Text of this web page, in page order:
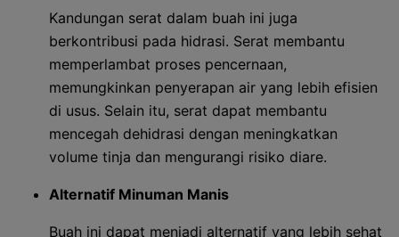
Kandungan serat dalam buah ini juga
berkontribusi pada hidrasi. Serat membantu
memperlambat proses pencernaan,
memungkinkan penyerapan air yang lebih efisien
di usus. Selain itu, serat dapat membantu
mencegah dehidrasi dengan meningkatkan
volume tinja dan mengurangi risiko diare.
Alternatif Minuman Manis
Buah ini dapat menjadi alternatif yang lebih sehat